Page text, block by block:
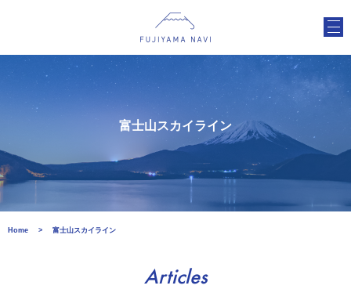
富士山スカイライン
Home 富士山スカイライン
Articles